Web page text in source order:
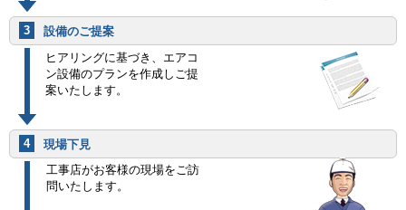
3
設備のご提案
ヒアリングに基づき、エアコ
ン設備のプランを作成しご提
案いたします。
4
現場下見
工事店がお客様の現場をご訪
問いたします。